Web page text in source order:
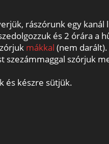
rászórunk egy
és 2 órára a
mákkal (nem darált).
szezámmaggal szórjuk
és készre sütjük.